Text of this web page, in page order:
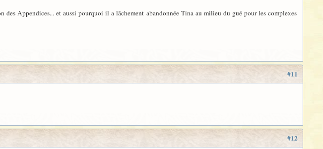
Appendices... et aussi pourquoi il a lâchement abandonnée Tina au milieu du gué pour les complexes
#11
#12